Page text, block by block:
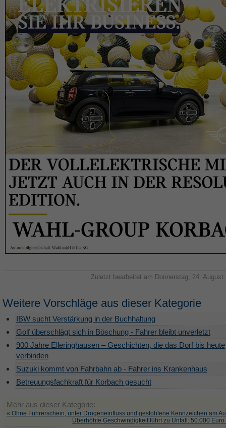
Zuletzt bearbeitet am Donnerstag, 24. August
Weitere Vorschläge aus dieser Kategorie
IBW sucht Verstärkung in der Buchhaltung
Golf überschlägt sich in Böschung - Fahrer bleibt unverletzt
900 Jahre Elleringhausen – Geschichten, die das Dorf bis heute
verbinden
Suzuki kommt von Fahrbahn ab - Fahrer ins Krankenhaus
Betreuungsfachkraft für Korbach gesucht
Mehr aus dieser Kategorie:
« Ohne Führerschein, unter Drogeneinfluss und gestohlene Kennzeichen am
Überhöhte Geschwindigkeit führt zu Unfall: 50.000